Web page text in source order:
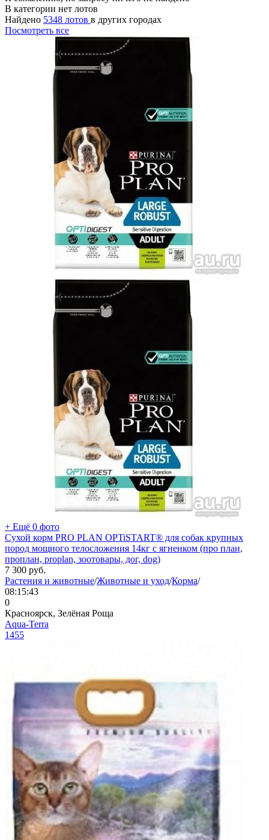
В категории нет лотов
Найдено 5348 лотов в других городах
Посмотреть все
+ Ещё 0 фото
Сухой корм PRO PLAN OPTiSTART® для собак крупных
пород мощного телосложения 14кг с ягненком (про план,
проплан, proplan, зоотовары, дог, dog)
7 300 руб.
Растения и животные/Животные и уход/Корма/
08:15:43
0
Красноярск, Зелёная Роща
Aqua-Terra
1455